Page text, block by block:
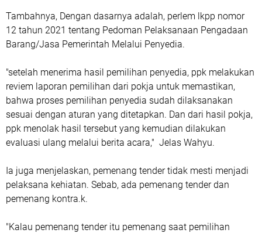
Tambahnya, Dengan dasarnya adalah, perlem lkpp nomor
12 tahun 2021 tentang Pedoman Pelaksanaan Pengadaan
Barang/Jasa Pemerintah Melalui Penyedia.
"setelah menerima hasil pemilihan penyedia, ppk melakukan
reviem laporan pemilihan dari pokja untuk memastikan,
bahwa proses pemilihan penyedia sudah dilaksanakan
sesuai dengan aturan yang ditetapkan. Dan dari hasil pokja,
ppk menolak hasil tersebut yang kemudian dilakukan
evaluasi ulang melalui berita acara," Jelas Wahyu.
Ia juga menjelaskan, pemenang tender tidak mesti menjadi
pelaksana kehiatan. Sebab, ada pemenang tender dan
pemenang kontra.k.
"Kalau pemenang tender itu pemenang saat pemilihan